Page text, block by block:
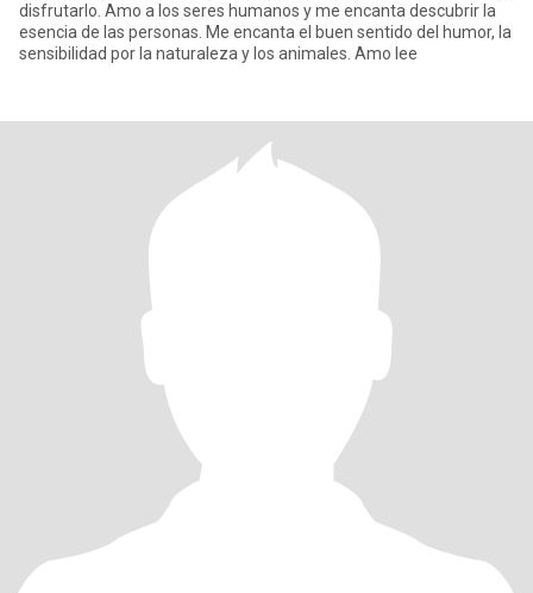
disfrutarlo. Amo a los seres humanos y me encanta descubrir la
esencia de las personas. Me encanta el buen sentido del humor, la
sensibilidad por la naturaleza y los animales. Amo lee